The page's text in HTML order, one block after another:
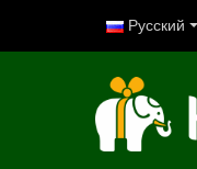
Русский